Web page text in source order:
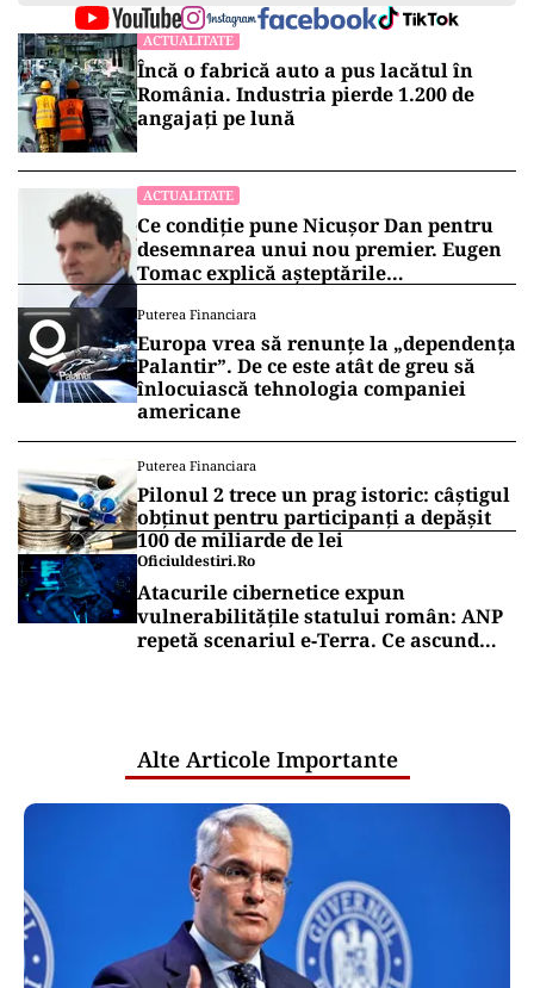
ACTUALITATE
Încă o fabrică auto a pus lacătul în
România. Industria pierde 1.200 de
angajați pe lună
ACTUALITATE
Ce condiție pune Nicușor Dan pentru
desemnarea unui nou premier. Eugen
Tomac explică așteptările
Puterea Financiara
Europa vrea să renunțe la „dependența
Palantir”. De ce este atât de greu să
înlocuiască tehnologia companiei
americane
Puterea Financiara
Pilonul 2 trece un prag istoric: câștigul
obținut pentru participanți a depășit
100 de miliarde de lei
Oficiuldestiri.ro
Atacurile cibernetice expun
vulnerabilitățile statului român: ANP
repetă scenariul e‑Terra. Ce ascund
Alte Articole Importante